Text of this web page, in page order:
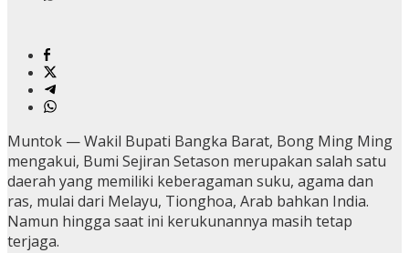
Muntok — Wakil Bupati Bangka Barat, Bong Ming Ming
mengakui, Bumi Sejiran Setason merupakan salah satu
daerah yang memiliki keberagaman suku, agama dan
ras, mulai dari Melayu, Tionghoa, Arab bahkan India.
Namun hingga saat ini kerukunannya masih tetap
terjaga.